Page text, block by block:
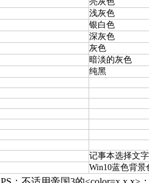
浅灰色
银白色
深灰色
灰色
暗淡的灰色
纯黑
记事本选择文
Win10蓝色背景